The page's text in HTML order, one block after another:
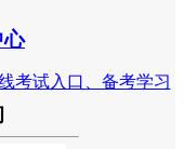
心
考试入口、备考学习